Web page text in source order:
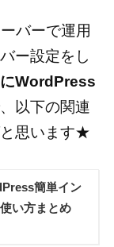
バーで運用
ー設定をし
WordPress
以下の関連
思います★
簡単イン
い方まとめ